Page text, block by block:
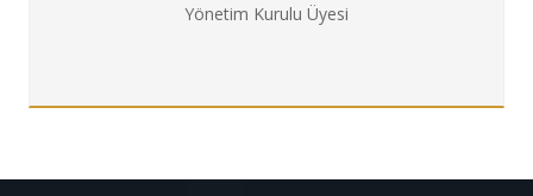
Yönetim Kurulu Üyesi